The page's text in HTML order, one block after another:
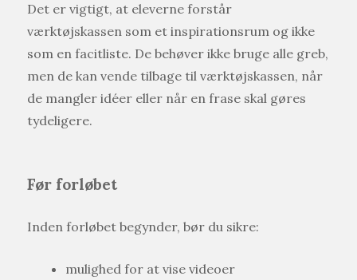
Det er vigtigt, at eleverne forstår
værktøjskassen som et inspirationsrum og ikke
som en facitliste. De behøver ikke bruge alle greb,
men de kan vende tilbage til værktøjskassen, når
de mangler idéer eller når en frase skal gøres
tydeligere.
Før forløbet
Inden forløbet begynder, bør du sikre:
mulighed for at vise videoer